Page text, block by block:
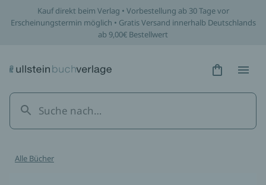
Kauf direkt beim Verlag • Vorbestellung ab 30 Tage vor
Erscheinungstermin möglich • Gratis Versand innerhalb Deutschlands
ab 9,00€ Bestellwert
Hidden
Alle Bücher